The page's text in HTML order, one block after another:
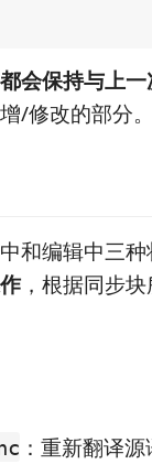
会保持与上
/修改的部分
和编辑中三
，根据同步
：重新翻译